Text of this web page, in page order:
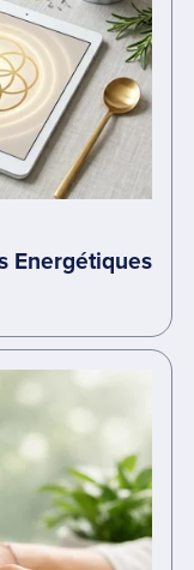
Energétiques